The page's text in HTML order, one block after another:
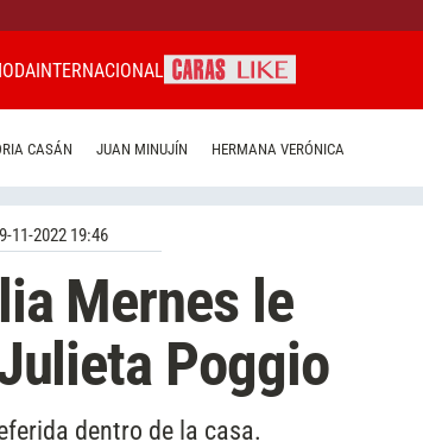
INTERNACIONAL
CASÁN JUAN MINUJÍN HERMANA VERÓNICA
11-2022 19:46
Mernes le
Poggio
dentro de la casa.